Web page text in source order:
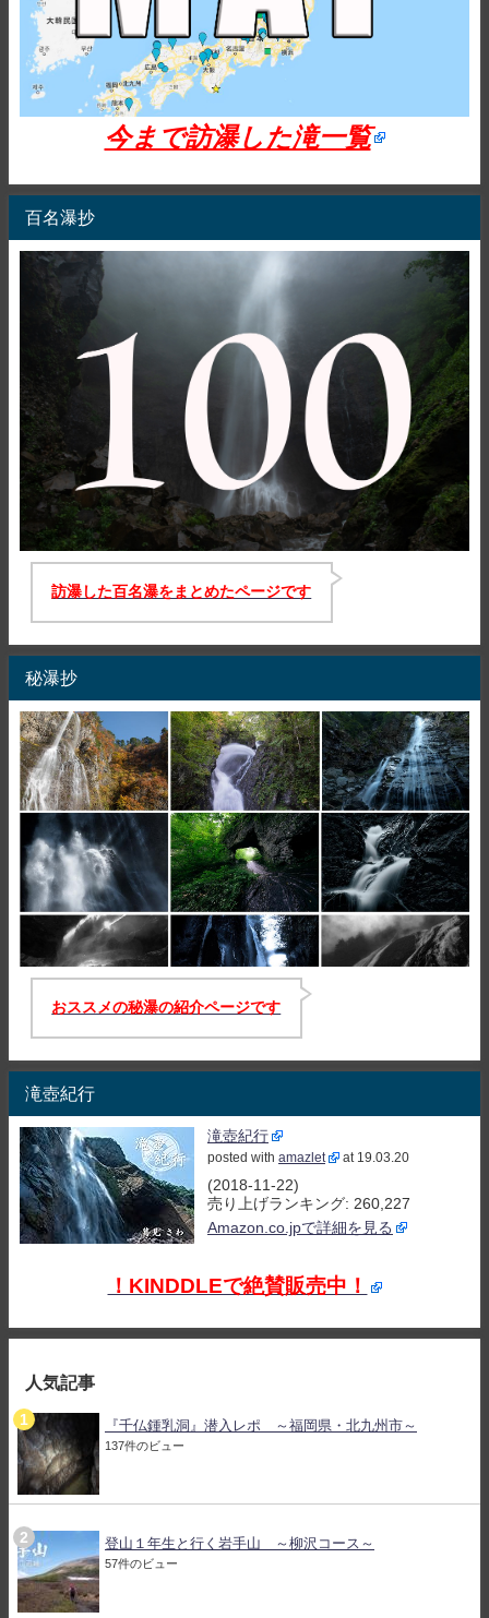
今まで訪瀑した滝一覧
百名瀑抄
訪瀑した百名瀑をまとめたページです
秘瀑抄
おススメの秘瀑の紹介ページです
滝壺紀行
滝壺紀行
posted with amazlet at 19.03.20
(2018-11-22)
売り上げランキング: 260,227
Amazon.co.jpで詳細を見る
！KINDDLEで絶賛販売中！
人気記事
『千仏鍾乳洞』潜入レポ ～福岡県・北九州市～
137件のビュー
登山１年生と行く岩手山 ～柳沢コース～
57件のビュー